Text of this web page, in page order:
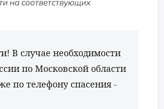
на соответствующих
В случае необходимости
по Московской области
по телефону спасения -